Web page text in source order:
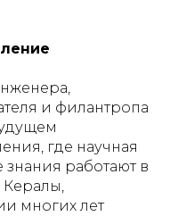
и филантропа
где научная
работают в
многих лет